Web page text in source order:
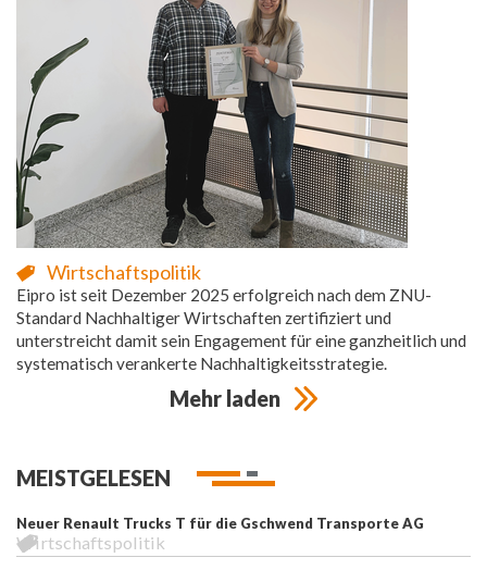
Wirtschaftspolitik
Eipro ist seit Dezember 2025 erfolgreich nach dem ZNU-
Standard Nachhaltiger Wirtschaften zertifiziert und
unterstreicht damit sein Engagement für eine ganzheitlich und
systematisch verankerte Nachhaltigkeitsstrategie.
Mehr laden
MEISTGELESEN
Neuer Renault Trucks T für die Gschwend Transporte AG
Wirtschaftspolitik